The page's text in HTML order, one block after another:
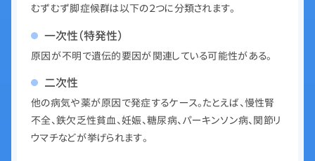
むずむず脚症候群は以下の２つに分類されます。
一次性（特発性）
原因が不明で遺伝的要因が関連している可能性がある。
二次性
他の病気や薬が原因で発症するケース。たとえば、慢性腎
不全、鉄欠乏性貧血、妊娠、糖尿病、パーキンソン病、関節リ
ウマチなどが挙げられます。